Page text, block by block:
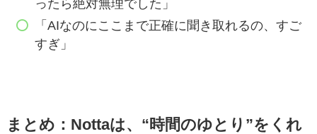
ったら絶対無理でした」
「AIなのにここまで正確に聞き取れるの、すご
すぎ」
まとめ：Nottaは、“時間のゆとり”をくれ